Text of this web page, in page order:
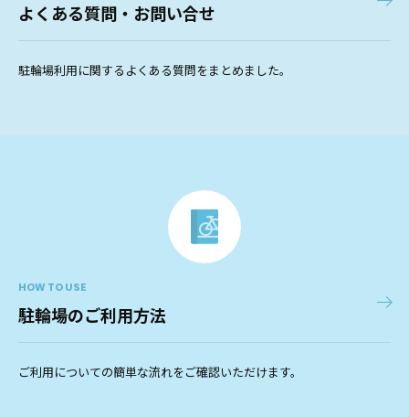
よくある質問・お問い合せ
駐輪場利用に関するよくある質問をまとめました。
HOW TO USE
駐輪場のご利用方法
ご利用についての簡単な流れをご確認いただけます。